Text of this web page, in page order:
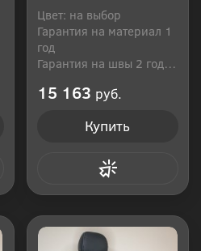
Цвет: на выбор
Гарантия на материал 1
год
Гарантия на швы 2 года
15 163 руб.
Купить